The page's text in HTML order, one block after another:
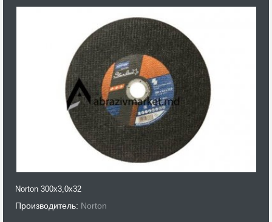
Norton 300x3,0x32
Производитель: Norton